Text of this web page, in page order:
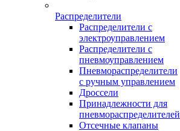
Распределители
Распределители с
электроуправлением
Распределители с
пневмоуправлением
Пневмораспределители
с ручным управлением
Дроссели
Принадлежности для
пневмораспределителей
Отсечные клапаны